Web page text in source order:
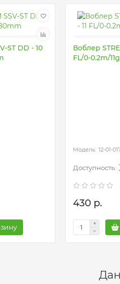
ST DD - 10
Воблер
FL/0-0.2m/
12-01-
430 р.